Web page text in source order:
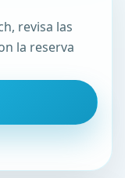
revisa las
la reserva